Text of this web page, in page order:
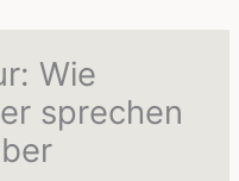
Wie
sprechen